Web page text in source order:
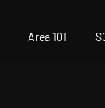
Area 101